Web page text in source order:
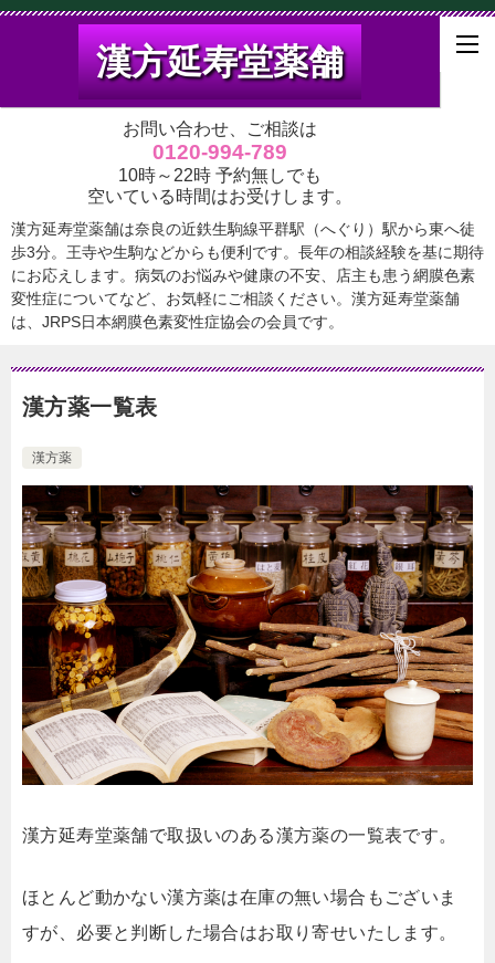
漢方延寿堂薬舗
お問い合わせ、ご相談は
0120-994-789
10時～22時 予約無しでも
空いている時間はお受けします。
漢方延寿堂薬舗は奈良の近鉄生駒線平群駅（へぐり）駅から東へ徒
歩3分。王寺や生駒などからも便利です。長年の相談経験を基に期待
にお応えします。病気のお悩みや健康の不安、店主も患う網膜色素
変性症についてなど、お気軽にご相談ください。漢方延寿堂薬舗
は、JRPS日本網膜色素変性症協会の会員です。
漢方薬一覧表
漢方薬
漢方延寿堂薬舗で取扱いのある漢方薬の一覧表です。
ほとんど動かない漢方薬は在庫の無い場合もございま
すが、必要と判断した場合はお取り寄せいたします。